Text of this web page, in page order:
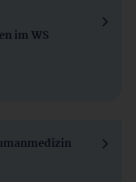
im WS